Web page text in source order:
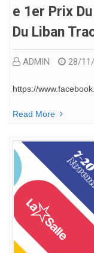
E 1er Prix
Du Liban
ADMIN 28/
https://
Read More